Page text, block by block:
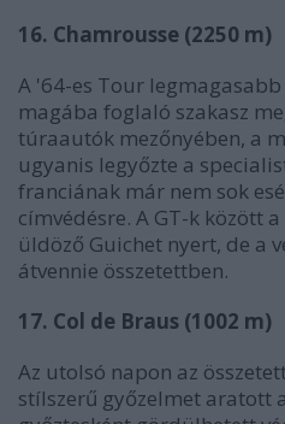
16. Chamrousse (2250 m)
A '64-es Tour
magába foglaló szakasz
túraautók mezőnyében, a
ugyanis legyőzte a
franciának már nem sok
címvédésre. A GT-k között
üldöző Guichet nyert, de a
átvennie összetettben.
17. Col de Braus (1002 m)
Az utolsó napon az
stílszerű győzelmet aratott